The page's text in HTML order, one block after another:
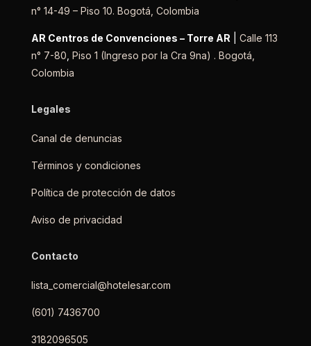
n° 14-49 – Piso 10. Bogotá, Colombia
AR Centros de Convenciones – Torre AR
Calle 113
n° 7-80 Piso 1 (Ingreso por la Cra 9na) . Bogotá,
Colombia
Legales
Canal de denuncias
Términos y condiciones
Política de protección de datos
Aviso de privacidad
Contacto
lista_comercial@hotelesar.com
(601) 7436700
3182096505